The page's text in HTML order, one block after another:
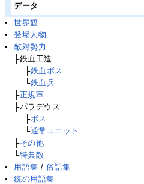
データ
世界観
登場人物
敵対勢力
├鉄血工造
├鉄血ボス
└鉄血兵
├正規軍
├パラデウス
├ボス
└通常ユニット
├その他
└特典敵
用語集 /俗語集
銃の用語集